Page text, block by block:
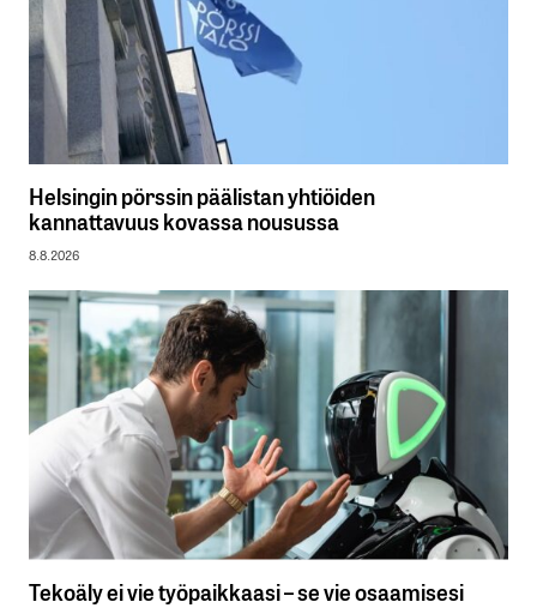
Helsingin pörssin päälistan yhtiöiden
kannattavuus kovassa nousussa
8.8.2026
Tekoäly ei vie työpaikkaasi – se vie osaamisesi